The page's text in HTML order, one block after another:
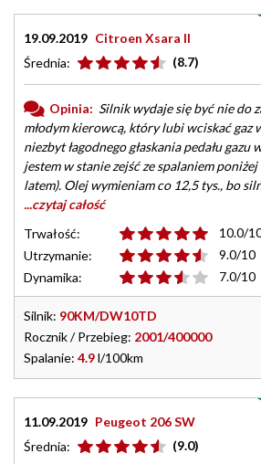
19.09.2019 Citroen Xsara II
Średnia:
(8.7)
Opinia: Silnik wydaje się być nie do
młodym kierowcą, który lubi wciskać gaz
niezbyt łagodnego głaskania pedału gazu
jestem w stanie zejść ze spalaniem
latem). Olej wymieniam co 12,5 tys., bo
...czytaj całość
Trwałość:
10.0/
Utrzymanie:
9.0/10
Dynamika:
7.0/10
Silnik: 90KM/DW10TD
Rocznik / Przebieg: 2001/400000
Spalanie: 4.9l/100km
11.09.2019 Peugeot 206 SW
Średnia:
(9.0)